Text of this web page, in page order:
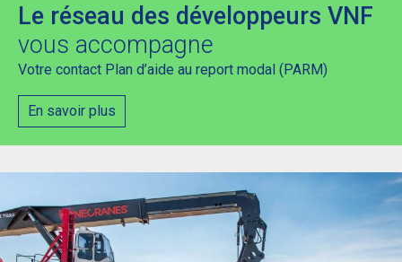
Le réseau des développeurs VNF
vous accompagne
Votre contact Plan d’aide au report modal (PARM)
En savoir plus